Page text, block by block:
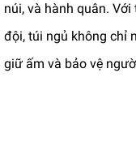
núi, và hành quân.
đội, túi ngủ không chỉ
giữ ấm và bảo vệ